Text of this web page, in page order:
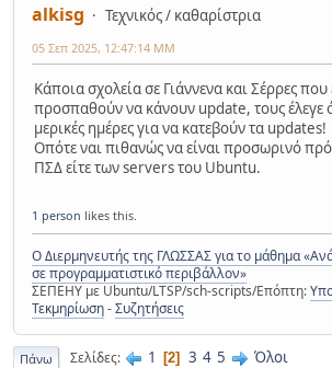
alkisg
Τεχνικός / καθαρίστρια
05 Σεπ 2025, 12:47:14 ΜΜ
Κάποια σχολεία σε Γιάννενα και Σέρρες που
προσπαθούν να κάνουν update, τους έλεγε
μερικές ημέρες για να κατεβούν τα updates!
Οπότε ναι πιθανώς να είναι προσωρινό
ΠΣΔ είτε των servers του Ubuntu.
1 person likes this.
Ο Διερμηνευτής της ΓΛΩΣΣΑΣ για το μάθημα
σε προγραμματιστικό περιβάλλον»
ΣΕΠΕΗΥ με Ubuntu/LTSP/sch-scripts/Επόπτη:
Τεκμηρίωση-Συζητήσεις
Πάνω Σελίδες 1 2 3 4 5 Όλοι